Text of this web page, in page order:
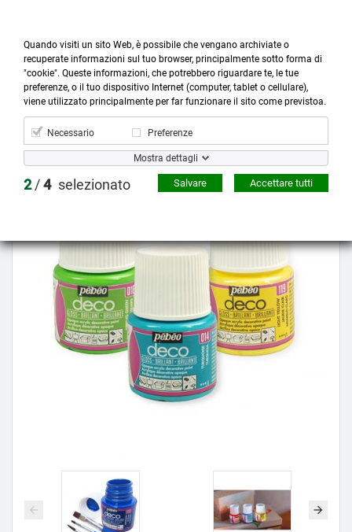

Prodotti

Account

Cerca
more_horiz
Menù
shopping_cart
Prezzo scontato
Quando visiti un sito Web, è possibile che vengano archiviate o
recuperate informazioni sul tuo browser, principalmente sotto forma di
"cookie". Queste informazioni, che potrebbero riguardare te, le tue
preferenze, o il tuo dispositivo Internet (computer, tablet o cellulare),
viene utilizzato principalmente per far funzionare il sito come previstoa.
Necessario Preferenze
Mostra dettagli
2/4 selezionato Accettare tutti
Salvare